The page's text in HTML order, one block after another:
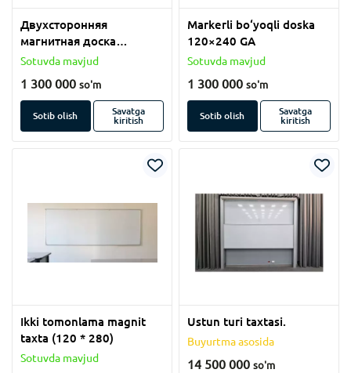
Двухсторонняя
магнитная доска
(120*280)
Sotuvda mavjud
1 300 000 so'm
Sotib olish
Savatga
kiritish
Markerli bo‘yoqli doska
120×240 GA
Sotuvda mavjud
1 300 000 so'm
Sotib olish
Savatga
kiritish
Ikki tomonlama magnit
taxta (120 * 280)
Sotuvda mavjud
Ustun turi taxtasi.
Buyurtma asosida
14 500 000 so'm